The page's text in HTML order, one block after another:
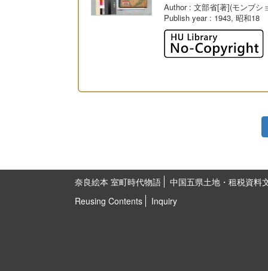
Author: 文部省[著](モンブシ
Publish year: 1943, 昭和18
奈良絵本 室町時代物語
中国五県土地・租税資料
Reusing Contents
Inquiry